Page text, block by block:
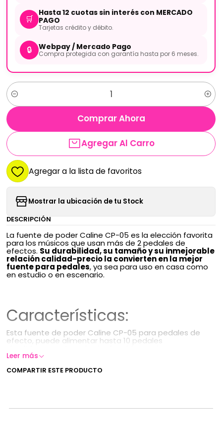
🛒
Hasta 12 cuotas sin interés con MERCADO
PAGO
Tarjetas crédito y débito.
🔒 Webpay / Mercado Pago
Compra protegida con garantía hasta por 6 meses.
Cantidad
Agregar Al Carro
Comprar Ahora
Agregar a la lista de favoritos
Mostrar la ubicación de tu Stock
DESCRIPCIÓN
La fuente de poder Caline CP-05 es la elección favorita
para los músicos que usan más de 2 pedales de
efectos. Su durabilidad, su tamaño y su inmejorable
relación calidad-precio la convierten en la mejor
fuente para pedales, ya sea para uso en casa como
en estudio o en escenario.
Características:
Esta fuente de poder Caline CP-05 para pedales de
efecto, puede alimentar hasta 10 pedales
construcción.
Posee un total de 10 salidas, dividas de la siguiente
Leer más
COMPARTIR ESTE PRODUCTO